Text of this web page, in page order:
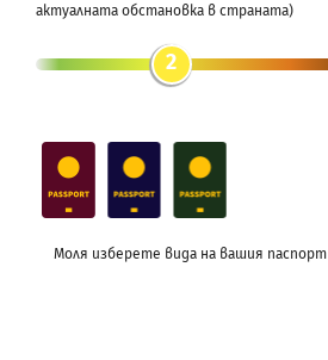
актуалната обстановка в страната)
2
Моля изберете вида на вашия паспорт